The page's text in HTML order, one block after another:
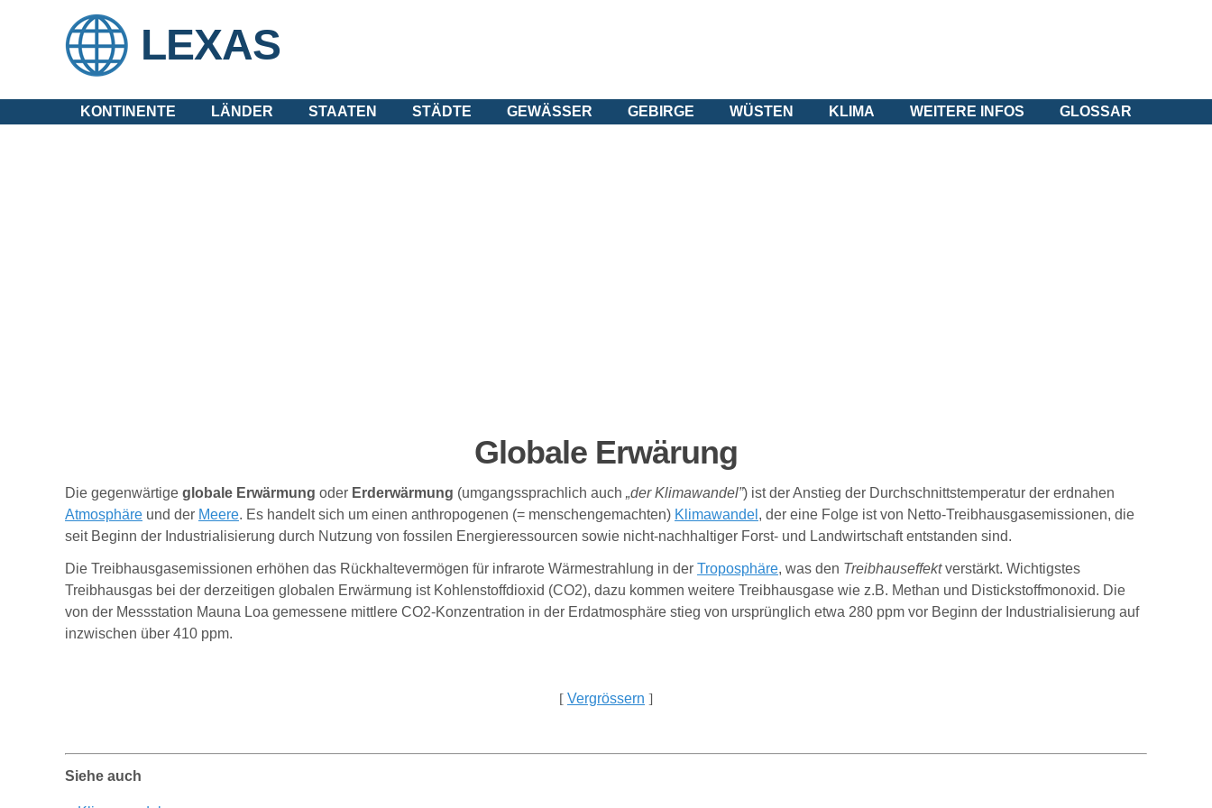
LEXAS
KONTINENTE LÄNDER STAATEN STÄDTE GEWÄSSER GEBIRGE WÜSTEN KLIMA WEITERE INFOS GLOSSAR
Globale Erwärung
Die gegenwärtige globale Erwärmung oder Erderwärmung (umgangssprachlich auch „der Klimawandel”) ist der Anstieg der Durchschnittstemperatur der erdnahen
Atmosphäre und der Meere. Es handelt sich um einen anthropogenen (= menschengemachten) Klimawandel , der eine Folge ist von Netto-Treibhausgasemissionen, die
seit Beginn der Industrialisierung durch Nutzung von fossilen Energieressourcen sowie nicht-nachhaltiger Forst- und Landwirtschaft entstanden sind.
Die Treibhausgasemissionen erhöhen das Rückhaltevermögen für infrarote Wärmestrahlung in der Troposphäre, was den Treibhauseffektverstärkt. Wichtigstes
Treibhausgas bei der derzeitigen globalen Erwärmung ist Kohlenstoffdioxid (CO2), dazu kommen weitere Treibhausgase wie z.B. Methan und Distickstoffmonoxid. Die
von der Messstation Mauna Loa gemessene mittlere CO2-Konzentration in der Erdatmosphäre stieg von ursprünglich etwa 280 ppm vor Beginn der Industrialisierung auf
inzwischen über 410 ppm.
[ Vergrössern ]
Siehe auch